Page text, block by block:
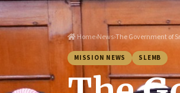
Home›News›The Government of
MISSION NEWS SLEMB